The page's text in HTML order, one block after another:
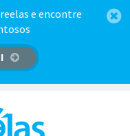
e encontre